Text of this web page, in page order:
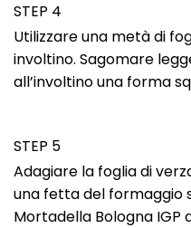
STEP 4
Utilizzare una metà di
involtino. Sagomare
all’involtino una forma
STEP 5
Adagiare la foglia di
una fetta del formaggio
Mortadella Bologna IGP